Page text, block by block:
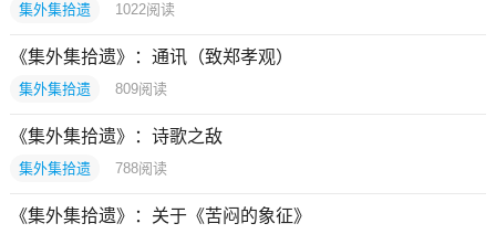
集外集拾遗 1022阅读
《集外集拾遗》：通讯（致郑孝观）
集外集拾遗 809阅读
《集外集拾遗》：诗歌之敌
集外集拾遗 788阅读
《集外集拾遗》：关于《苦闷的象征》